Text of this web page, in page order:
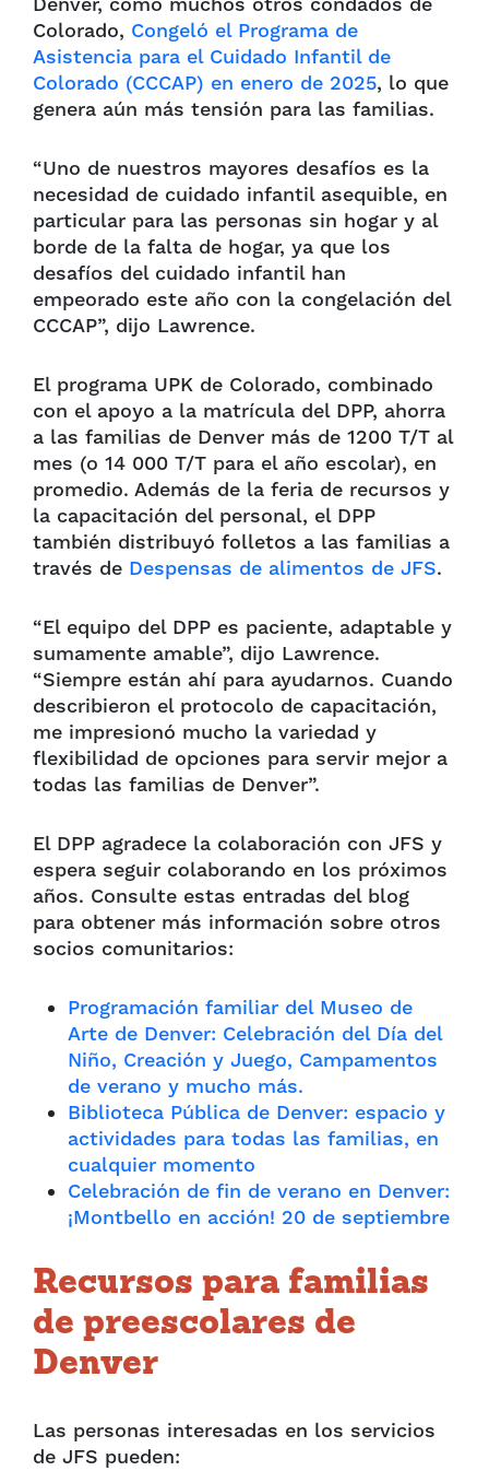
Colorado, Congeló el Programa de
Asistencia para el Cuidado Infantil de
Colorado (CCCAP) en enero de 2025, lo que
genera aún más tensión para las familias.
“Uno de nuestros mayores desafíos es la
necesidad de cuidado infantil asequible, en
particular para las personas sin hogar y al
borde de la falta de hogar, ya que los
desafíos del cuidado infantil han
empeorado este año con la congelación del
CCCAP”, dijo Lawrence.
El programa UPK de Colorado, combinado
con el apoyo a la matrícula del DPP, ahorra
a las familias de Denver más de 1200 T/T al
mes (o 14 000 T/T para el año escolar), en
promedio. Además de la feria de recursos y
la capacitación del personal, el DPP
también distribuyó folletos a las familias a
través de Despensas de alimentos de JFS.
“El equipo del DPP es paciente, adaptable y
sumamente amable”, dijo Lawrence.
“Siempre están ahí para ayudarnos. Cuando
describieron el protocolo de capacitación,
me impresionó mucho la variedad y
flexibilidad de opciones para servir mejor a
todas las familias de Denver”.
El DPP agradece la colaboración con JFS y
espera seguir colaborando en los próximos
años. Consulte estas entradas del blog
para obtener más información sobre otros
socios comunitarios:
Programación familiar del Museo de
Arte de Denver: Celebración del Día del
Niño, Creación y Juego, Campamentos
de verano y mucho más.
Biblioteca Pública de Denver: espacio y
actividades para todas las familias, en
cualquier momento
Celebración de fin de verano en Denver:
¡Montbello en acción! 20 de septiembre
Recursos para familias
de preescolares de
Denver
Las personas interesadas en los servicios
de JFS pueden: